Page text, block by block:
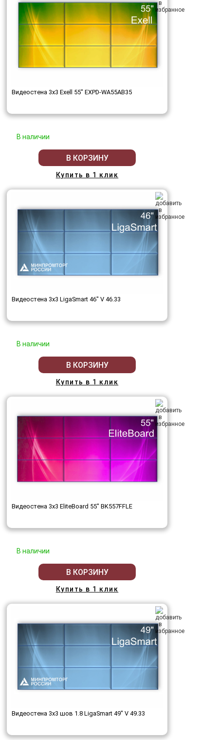
Видеостена 3x3 Exell 55" EXPD-WA55AB35
В наличии
В КОРЗИНУ
Купить в 1 клик
Видеостена 3x3 LigaSmart 46" V 46.33
В наличии
В КОРЗИНУ
Купить в 1 клик
Видеостена 3x3 EliteBoard 55" BK557FFLE
В наличии
В КОРЗИНУ
Купить в 1 клик
Видеостена 3x3 шов 1.8 LigaSmart 49" V 49.33